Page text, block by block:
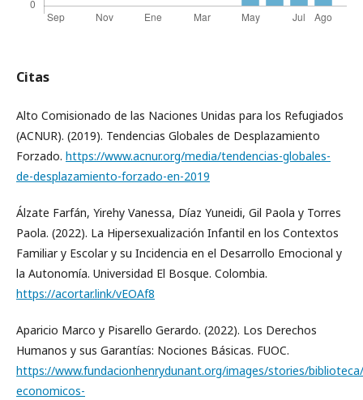
Citas
Alto Comisionado de las Naciones Unidas para los Refugiados
(ACNUR). (2019). Tendencias Globales de Desplazamiento
Forzado. https://www.acnur.org/media/tendencias-globales-
de-desplazamiento-forzado-en-2019
Álzate Farfán, Yirehy Vanessa, Díaz Yuneidi, Gil Paola y Torres
Paola. (2022). La Hipersexualización Infantil en los Contextos
Familiar y Escolar y su Incidencia en el Desarrollo Emocional y
la Autonomía. Universidad El Bosque. Colombia.
https://acortar.link/vEOAf8
Aparicio Marco y Pisarello Gerardo. (2022). Los Derechos
Humanos y sus Garantías: Nociones Básicas. FUOC.
https://www.fundacionhenrydunant.org/images/stories/
economicos-